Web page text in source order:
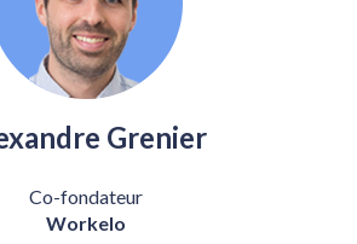
Grenier
Co-fondateur
Workelo